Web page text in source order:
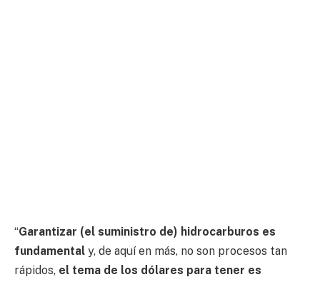
“Garantizar (el suministro de) hidrocarburos es
fundamental y, de aquí en más, no son procesos tan
rápidos, el tema de los dólares para tener es